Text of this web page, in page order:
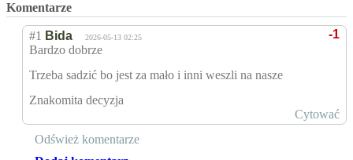
Komentarze
-1
#1 Bida 2026-05-13 02:25
Bardzo dobrze
Trzeba sadzić bo jest za mało i inni weszli na nasze
Znakomita decyzja
Cytować
Odśwież komentarze